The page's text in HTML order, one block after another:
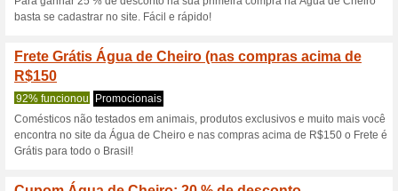
Descontos e
Garanta mimo